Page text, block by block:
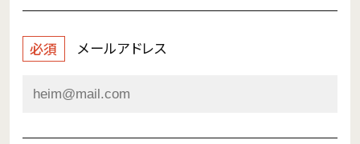
必須 メールアドレス